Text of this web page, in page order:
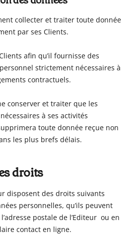
collecter et traiter toute donnée
par ses Clients.
afin qu’il fournisse des
strictement nécessaires à
contractuels.
conserver et traiter que les
à ses activités
toute donnée reçue non
les plus brefs délais.
droits
disposent des droits suivants
personnelles, qu’ils peuvent
postale de l’Editeur ou en
contact en ligne.